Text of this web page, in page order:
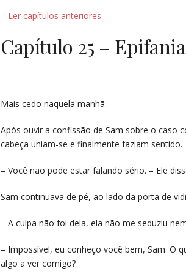
– Ler capítulos anteriores
Capítulo 25 – Epifania
Mais cedo naquela manhã:
Após ouvir a confissão de Sam sobre o caso
cabeça uniam-se e finalmente faziam sentido.
– Você não pode estar falando sério. – Ele
Sam continuava de pé, ao lado da porta de
– A culpa não foi dela, ela não me seduziu
– Impossível, eu conheço você bem, Sam. O
algo a ver comigo?